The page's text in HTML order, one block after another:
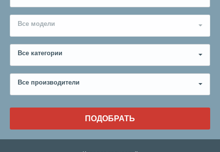
Все модели
Все категории
Все производители
ПОДОБРАТЬ